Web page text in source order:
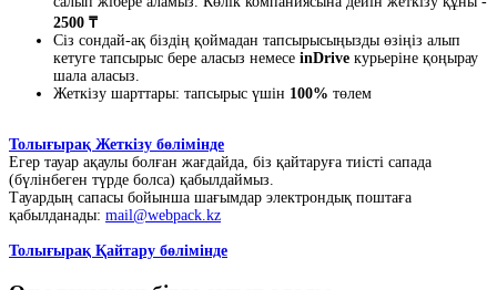
2500 ₸
Сіз сондай-ақ біздің қоймадан тапсырысыңызды өзіңіз алып
кетуге тапсырыс бере аласыз немесе inDrive курьеріне қоңырау
шала аласыз.
Жеткізу шарттары: тапсырыс үшін 100% төлем
Толығырақ Жеткізу бөлімінде
Егер тауар ақаулы болған жағдайда, біз қайтаруға тиісті сапада
(бүлінбеген түрде болса) қабылдаймыз.
Тауардың сапасы бойынша шағымдар электрондық поштаға
қабылданады: mail@webpack.kz
Толығырақ Қайтару бөлімінде